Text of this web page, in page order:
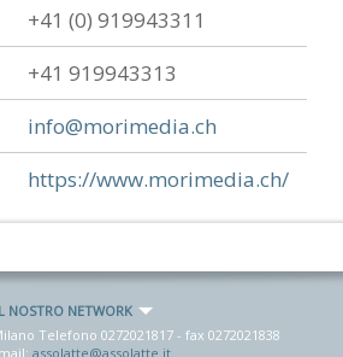
+41 (0) 919943311
+41 919943313
info@morimedia.ch
https://www.morimedia.ch/
NOSTRO NETWORK
Telefono 0272021817- fax 0272021838
assolatte@assolatte.it